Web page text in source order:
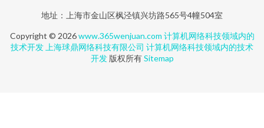
地址：上海市金山区枫泾镇兴坊路565号4幢504室
Copyright © 2026www.365wenjuan.com 计算机网络科技领域内的
技术开发 上海球鼎网络科技有限公司 计算机网络科技领域内的技术
开发版权所有Sitemap